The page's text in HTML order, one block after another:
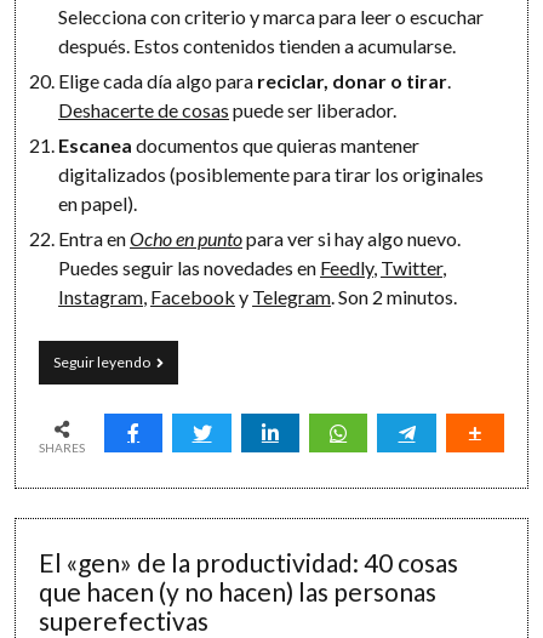
Selecciona con criterio y marca para leer o escuchar
después. Estos contenidos tienden a acumularse.
Elige cada día algo para reciclar, donar o tirar
Deshacerte de cosas puede ser liberador.
Escanea documentos que quieras mantener
digitalizados (posiblemente para tirar los originales
en papel).
Entra enOcho en puntopara ver si hay algo nuevo.
Puedes seguir las novedades en Feedly, Twitter,
Instagram Facebook y Telegram . Son 2 minutos.
Seguir leyendo22
microhábitos
minutos
SHARES
El «gen» de la productividad: 40 cosas
que hacen (y no hacen) las personas
superefectivas